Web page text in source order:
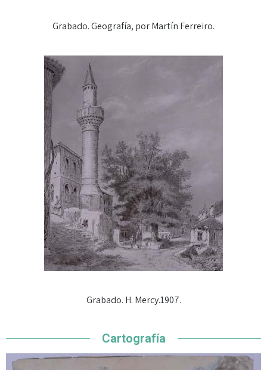
Grabado. Geografía, por Martín Ferreiro.
Grabado. H. Mercy.1907.
Cartografía